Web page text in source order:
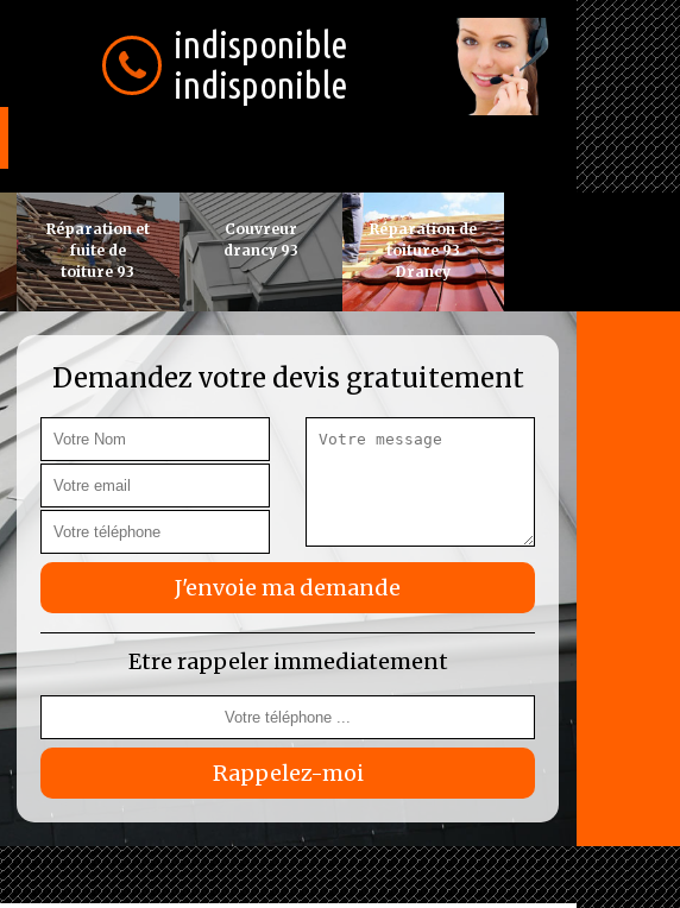
indisponible
indisponible
Réparation et
fuite de
toiture 93
Couvreur
drancy 93
Réparation de
toiture 93
Drancy
Demandez votre devis gratuitement
Etre rappeler immediatement